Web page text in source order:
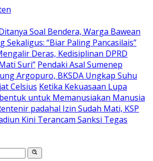
Soal Bendera, Warga Bawean
Sekaligus: “Biar Paling Pancasilais”
Deras, Kedisiplinan DPRD
Suri” Pendaki Asal Sumenep
Argopuro, BKSDA Ungkap Suhu
Celsius Ketika Kekuasaan Lupa
untuk Memanusiakan Manusia
padahal Izin Sudah Mati, KSP
Kini Terancam Sanksi Tegas